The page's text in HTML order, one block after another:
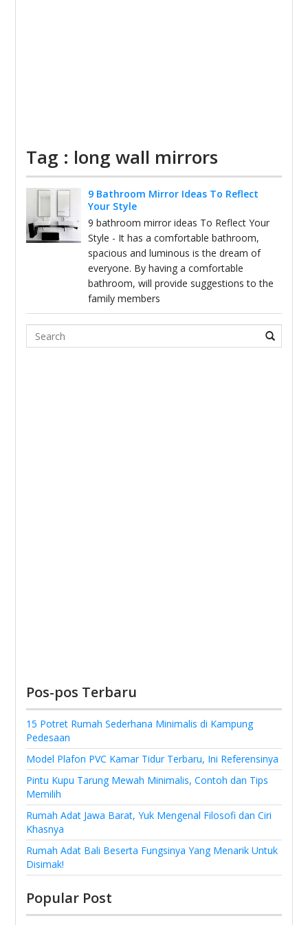
Tag : long wall mirrors
9 Bathroom Mirror Ideas To Reflect
Your Style
9 bathroom mirror ideas To Reflect Your
Style - It has a comfortable bathroom,
spacious and luminous is the dream of
everyone. By having a comfortable
bathroom, will provide suggestions to the
family members
Search
Pos-pos Terbaru
15 Potret Rumah Sederhana Minimalis di Kampung
Pedesaan
Model Plafon PVC Kamar Tidur Terbaru, Ini Referensinya
Pintu Kupu Tarung Mewah Minimalis, Contoh dan Tips
Memilih
Rumah Adat Jawa Barat, Yuk Mengenal Filosofi dan Ciri
Khasnya
Rumah Adat Bali Beserta Fungsinya Yang Menarik Untuk
Disimak!
Popular Post